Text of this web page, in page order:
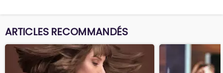
ARTICLES RECOMMANDÉS